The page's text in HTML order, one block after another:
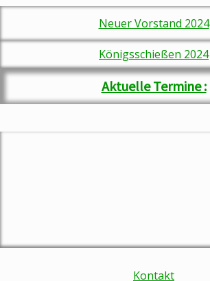
Neuer Vorstand 2024
Königsschießen 2024
Aktuelle Termine :
Kontakt